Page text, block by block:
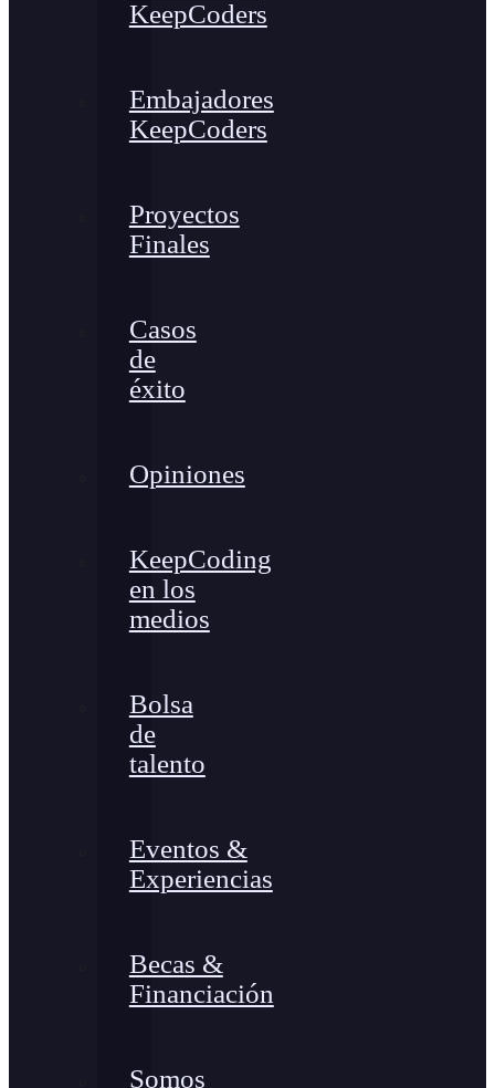
KeepCoders
Embajadores
KeepCoders
Proyectos
Finales
Casos
de
éxito
Opiniones
KeepCoding
en los
medios
Bolsa
de
talento
Eventos &
Experiencias
Becas &
Financiación
Somos